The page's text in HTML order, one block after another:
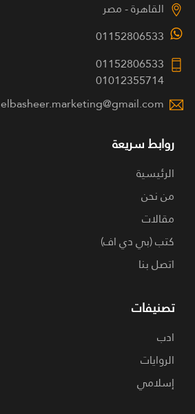
القاهرة - مصر
01152806533
01152806533
01012355714
elbasheer.marketing@gmail.com
روابط سريعة
الرئيسية
من نحن
مقالات
كتب (بي دي اف)
اتصل بنا
تصنيفات
ادب
الروايات
إسلامي